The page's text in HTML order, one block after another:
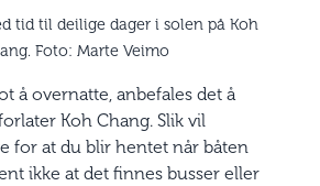
tid til deilige dager i solen på Koh
Foto: Marte Veimo
å overnatte, anbefales det å
Koh Chang. Slik vil
for at du blir hentet når båten
ikke at det finnes busser eller